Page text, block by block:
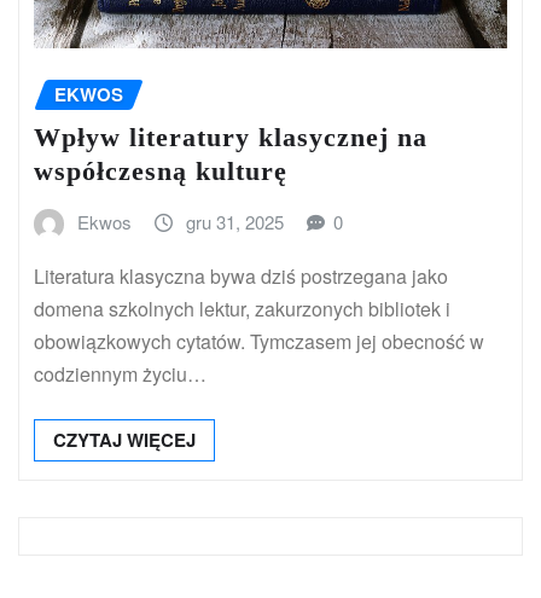
EKWOS
Wpływ literatury klasycznej na
współczesną kulturę
Ekwos gru 31, 2025 0
Literatura klasyczna bywa dziś postrzegana jako
domena szkolnych lektur, zakurzonych bibliotek i
obowiązkowych cytatów. Tymczasem jej obecność w
codziennym życiu…
CZYTAJ WIĘCEJ